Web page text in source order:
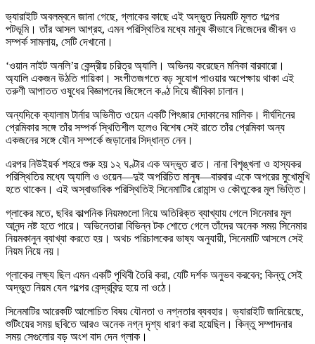
ভ্যারাইটি অবলম্বনে জানা গেছে, গ্লাকের কাছে এই অদ্ভুত নিয়মটি মূলত গল্পের
পটভূমি। তাঁর আসল আগ্রহ, এমন পরিস্থিতির মধ্যে মানুষ কীভাবে নিজেদের জীবন ও
সম্পর্ক সামলায়, সেটি দেখানো।
‘ওয়ান নাইট অনলি’র কেন্দ্রীয় চরিত্র অ্যালি। অভিনয় করেছেন মনিকা বারবারো।
অ্যালি একজন উঠতি গায়িকা। সংগীতজগতে বড় সুযোগ পাওয়ার অপেক্ষায় থাকা এই
তরুণী আপাতত ওষুধের বিজ্ঞাপনের জিঙ্গেলে কণ্ঠ দিয়ে জীবিকা চালান।
অন্যদিকে ক্যালাম টার্নার অভিনীত ওয়েন একটি পিৎজার দোকানের মালিক। দীর্ঘদিনের
প্রেমিকার সঙ্গে তাঁর সম্পর্ক স্থিতিশীল হলেও বিশেষ সেই রাতে তাঁর প্রেমিকা অন্য
একজনের সঙ্গে যৌন সম্পর্কে জড়ানোর সিদ্ধান্ত নেন।
এরপর নিউইয়র্ক শহরে শুরু হয় ১২ ঘণ্টার এক অদ্ভুত রাত। নানা বিশৃঙ্খলা ও হাস্যকর
পরিস্থিতির মধ্যে অ্যালি ও ওয়েন—দুই অপরিচিত মানুষ—বারবার একে অপরের মুখোমুখি
হতে থাকেন। এই অস্বাভাবিক পরিস্থিতিই সিনেমাটির রোমান্স ও কৌতুকের মূল ভিত্তি।
গ্লাকের মতে, ছবির কাল্পনিক নিয়মগুলো নিয়ে অতিরিক্ত ব্যাখ্যায় গেলে সিনেমার মূল
আনন্দ নষ্ট হতে পারে। অভিনেতারা বিভিন্ন টক শোতে গেলে তাঁদের অনেক সময় সিনেমার
নিয়মকানুন ব্যাখ্যা করতে হয়। অথচ পরিচালকের ভাষ্য অনুযায়ী, সিনেমাটি আসলে সেই
নিয়ম নিয়ে নয়।
গ্লাকের লক্ষ্য ছিল এমন একটি পৃথিবী তৈরি করা, যেটি দর্শক অনুভব করবেন; কিন্তু সেই
অদ্ভুত নিয়ম যেন গল্পের কেন্দ্রবিন্দু হয়ে না ওঠে।
সিনেমাটির আরেকটি আলোচিত বিষয় যৌনতা ও নগ্নতার ব্যবহার। ভ্যারাইটি জানিয়েছে,
শুটিংয়ের সময় ছবিতে আরও অনেক নগ্ন দৃশ্য ধারণ করা হয়েছিল। কিন্তু সম্পাদনার
সময় সেগুলোর বড় অংশ বাদ দেন গ্লাক।